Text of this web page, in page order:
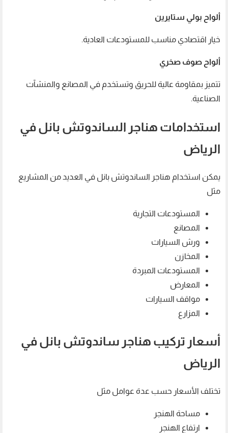
ألواح بولي ستايرين
خيار اقتصادي مناسب للمستودعات العادية.
ألواح صوف صخري
تتميز بمقاومة عالية للحريق وتستخدم في المصانع والمنشآت
الصناعية.
استخدامات هناجر الساندوتش بانل في
الرياض
يمكن استخدام هناجر الساندوتش بانل في العديد من المشاريع
مثل
المستودعات التجارية
المصانع
ورش السيارات
المخازن
المستودعات المبردة
المعارض
مواقف السيارات
المزارع
أسعار تركيب هناجر ساندوتش بانل في
الرياض
تختلف الأسعار حسب عدة عوامل مثل
مساحة الهنجر
ارتفاع الهنجر